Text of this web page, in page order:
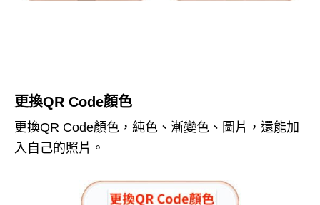
更換QR Code顏色
更換QR Code顏色，純色、漸變色、圖片，還能加
入自己的照片。